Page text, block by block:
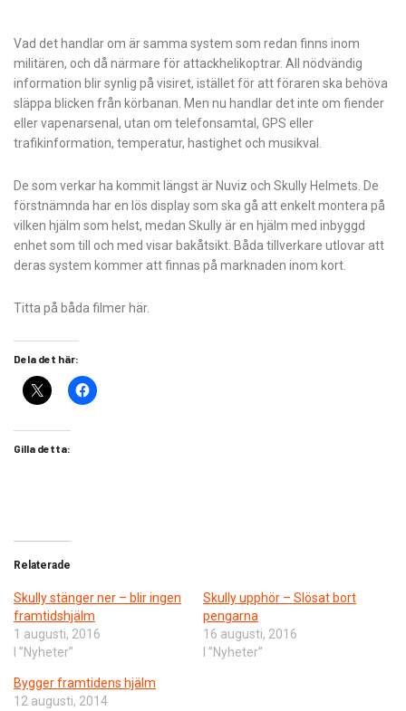
Vad det handlar om är samma system som redan finns inom
militären, och då närmare för attackhelikoptrar. All nödvändig
information blir synlig på visiret, istället för att föraren ska behöva
släppa blicken från körbanan. Men nu handlar det inte om fiender
eller vapenarsenal, utan om telefonsamtal, GPS eller
trafikinformation, temperatur, hastighet och musikval.
De som verkar ha kommit längst är Nuviz och Skully Helmets. De
förstnämnda har en lös display som ska gå att enkelt montera på
vilken hjälm som helst, medan Skully är en hjälm med inbyggd
enhet som till och med visar bakåtsikt. Båda tillverkare utlovar att
deras system kommer att finnas på marknaden inom kort.
Titta på båda filmer här.
Dela det här:
Gilla detta:
Relaterade
Skully stänger ner – blir ingen
framtidshjälm
1 augusti, 2016
I ”Nyheter”
​Skully upphör – Slösat bort
pengarna
16 augusti, 2016
I ”Nyheter”
Bygger framtidens hjälm
12 augusti, 2014